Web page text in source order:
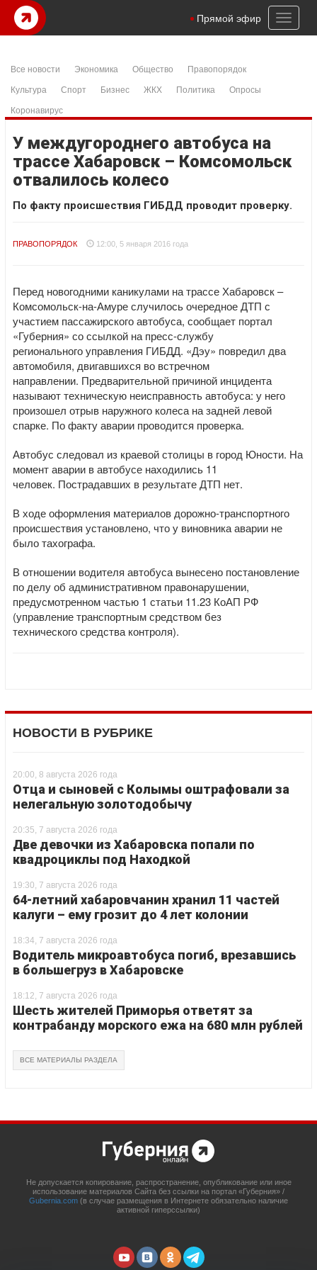
Toggle
Прямой эфир
Все новости Экономика Общество
Правопорядок
Культура
Спорт Бизнес ЖКХ Политика
Опросы
Коронавирус
У междугороднего автобуса на
трассе Хабаровск – Комсомольск
отвалилось колесо
По факту происшествия ГИБДД проводит проверку.
ПРАВОПОРЯДОК 12:00, 5 января 2016 года
Перед новогодними каникулами на трассе Хабаровск –
Комсомольск-на-Амуре случилось очередное ДТП с
участием пассажирского автобуса, сообщает портал
«Губерния» со ссылкой на пресс-службу
регионального управления ГИБДД. «Дэу» повредил два
автомобиля, двигавшихся во встречном
направлении. Предварительной причиной инцидента
называют техническую неисправность автобуса: у него
произошел отрыв наружного колеса на задней левой
спарке. По факту аварии проводится проверка.
Автобус следовал из краевой столицы в город Юности. На
момент аварии в автобусе находились 11
человек. Пострадавших в результате ДТП нет.
В ходе оформления материалов дорожно-транспортного
происшествия установлено, что у виновника аварии не
было тахографа.
В отношении водителя автобуса вынесено постановление
по делу об административном правонарушении,
предусмотренном частью 1 статьи 11.23 КоАП РФ
(управление транспортным средством без
технического средства контроля).
НОВОСТИ В РУБРИКЕ
20:00, 8 августа 2026 года
Отца и сыновей с Колымы оштрафовали за
нелегальную золотодобычу
20:35, 7 августа 2026 года
Две девочки из Хабаровска попали по
квадроциклы под Находкой
19:30, 7 августа 2026 года
64-летний хабаровчанин хранил 11 частей
калуги – ему грозит до 4 лет колонии
18:34, 7 августа 2026 года
Водитель микроавтобуса погиб, врезавшись
в большегруз в Хабаровске
18:12, 7 августа 2026 года
Шесть жителей Приморья ответят за
контрабанду морского ежа на 680 млн рублей
ВСЕ МАТЕРИАЛЫ РАЗДЕЛА
Не допускается копирование, распространение, опубликование или иное
использование материалов Сайта без ссылки на портал «Губерния» /
Gubernia.com (в случае размещения в Интернете обязательно наличие
активной гиперссылки)